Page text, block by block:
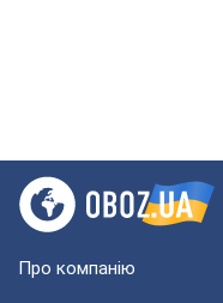
Про компанію